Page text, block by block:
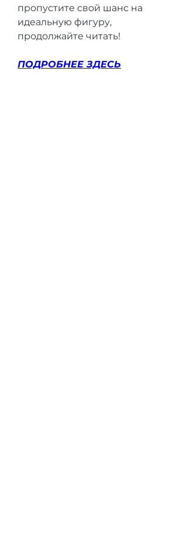
пропустите свой шанс на
идеальную фигуру,
продолжайте читать!
ПОДРОБНЕЕ ЗДЕСЬ